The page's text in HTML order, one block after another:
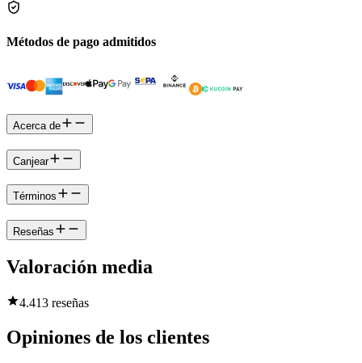
Métodos de pago admitidos
Acerca de
Canjear
Términos
Reseñas
Valoración media
4.413 reseñas
Opiniones de los clientes